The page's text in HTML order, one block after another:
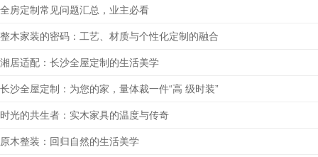
全房定制常见问题汇总，业主必看
整木家装的密码：工艺、材质与个性化定制的融合
湘居适配：长沙全屋定制的生活美学
长沙全屋定制：为您的家，量体裁一件“高 级时装”
时光的共生者：实木家具的温度与传奇
原木整装：回归自然的生活美学